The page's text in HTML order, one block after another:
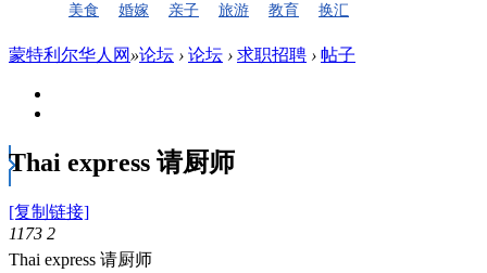
美食
婚嫁 亲子 旅游 教育 换汇
蒙特利尔华人网 »论坛 › 论坛 › 求职招聘 › 帖子
Thai express 请厨师
[复制链接]
1173 2
Thai express 请厨师